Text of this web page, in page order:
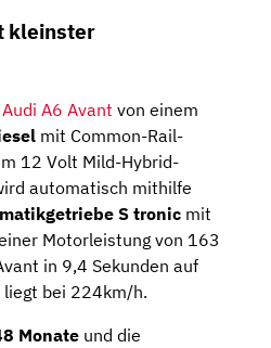
kleinster
Audi A6 Avant von einem
mit Common-Rail-
12 Volt Mild-Hybrid-
automatisch mithilfe
S tronic mit
Motorleistung von 163
in 9,4 Sekunden auf
bei 224km/h.
Monate und die